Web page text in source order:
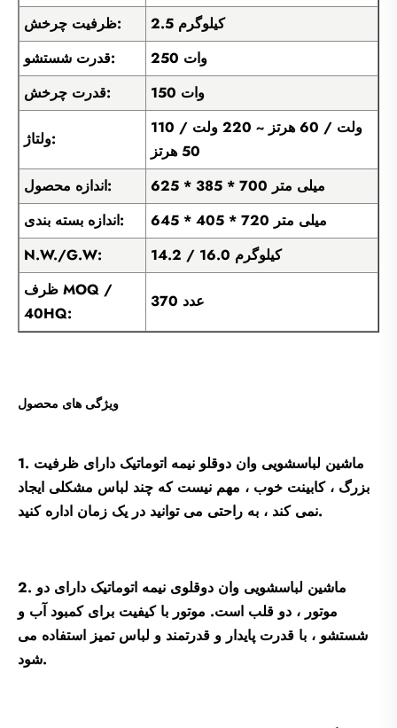
ظرفیت چرخش:
2.5 کیلوگرم
قدرت شستشو:
250 وات
قدرت چرخش:
150 وات
ولتاژ:
110 ولت / 60 هرتز ~ 220 ولت /
50 هرتز
اندازه محصول:
625 * 385 * 700 میلی متر
اندازه بسته بندی:
645 * 405 * 720 میلی متر
N.W./G.W:
14.2 / 16.0 کیلوگرم
ظرف MOQ /
40HQ:
370 عدد
ویژگی های محصول
1. ماشین لباسشویی وان دوقلو نیمه اتوماتیک دارای ظرفیت
بزرگ ، کابینت خوب ، مهم نیست که چند لباس مشکلی ایجاد
نمی کند ، به راحتی می توانید در یک زمان اداره کنید.
2. ماشین لباسشویی وان دوقلوی نیمه اتوماتیک دارای دو
موتور ، دو قلب است. موتور با کیفیت برای کمبود آب و
شستشو ، با قدرت پایدار و قدرتمند و لباس تمیز استفاده می
شود.